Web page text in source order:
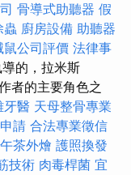
骨導式助聽器 假
蟲 廚房設備 助聽器
鼠公司評價 法律事
的，拉米斯
者的主要角色之
牙醫 天母整骨專業
請 合法專業徵信
茶外燴 護照換發
技術 肉毒桿菌 宜